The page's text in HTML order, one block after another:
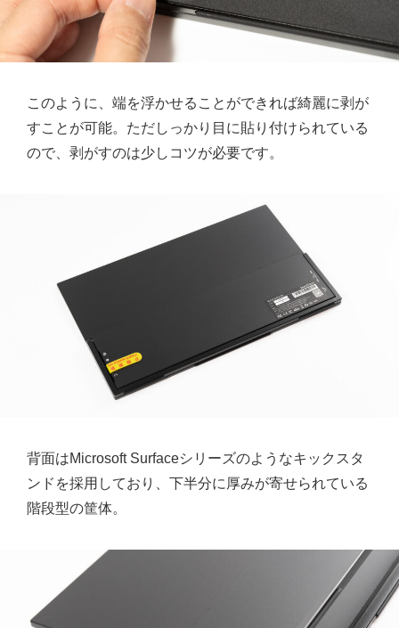
このように、端を浮かせることができれば綺麗に剥が
すことが可能。ただしっかり目に貼り付けられている
ので、剥がすのは少しコツが必要です。
背面はMicrosoft Surfaceシリーズのようなキックスタ
ンドを採用しており、下半分に厚みが寄せられている
階段型の筐体。